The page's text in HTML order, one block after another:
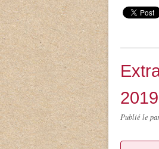
2019
Publié le